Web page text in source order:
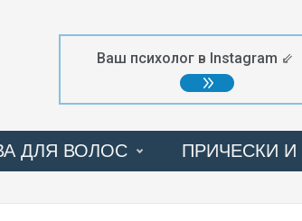
Ваш психолог в Instagram ⇙
ДЛЯ ВОЛОС ПРИЧЕСКИ